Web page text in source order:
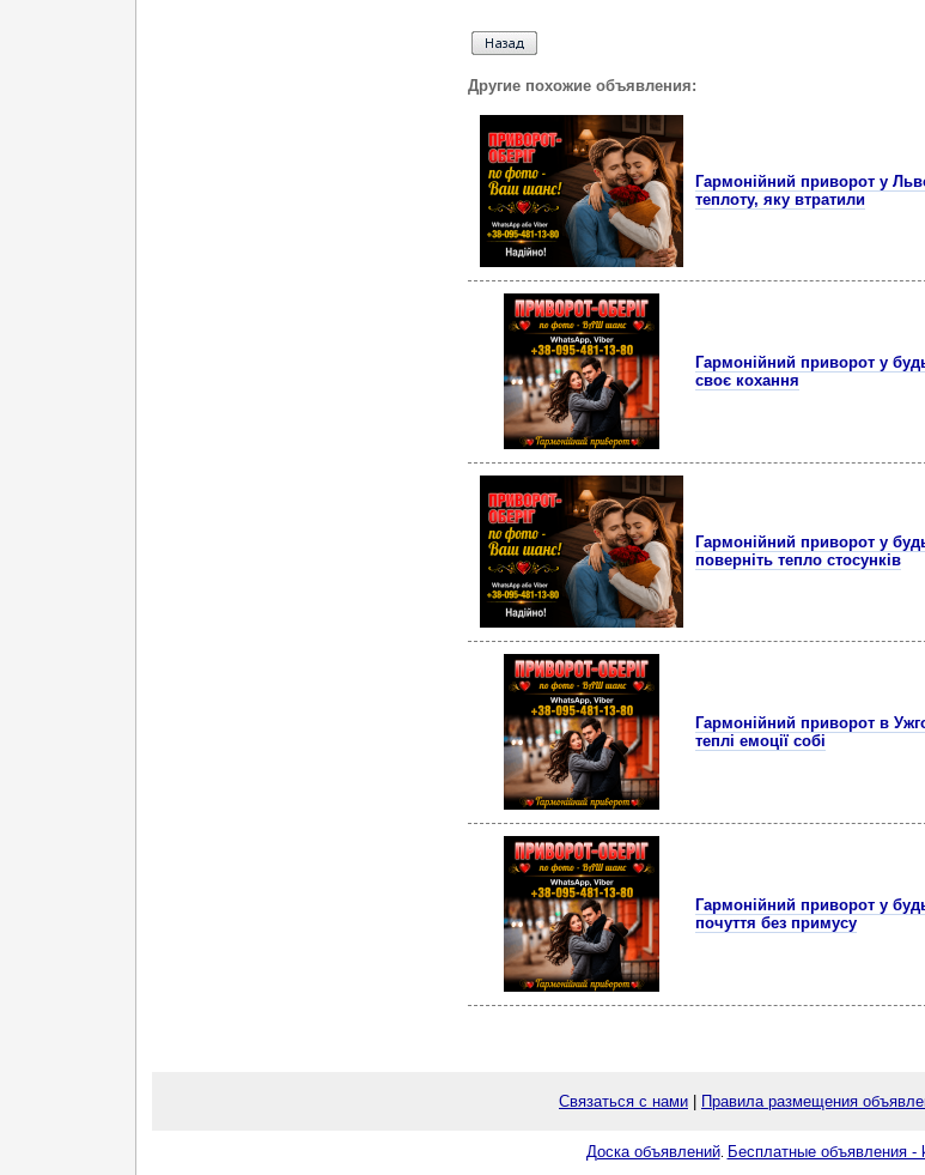
Другие похожие объявления:
Гармонійний приворот у
теплоту, яку втратили
Гармонійний приворот у
своє кохання
Гармонійний приворот у
поверніть тепло стосунків
Гармонійний приворот в
теплі емоції собі
Гармонійний приворот у
почуття без примусу
Связаться с нами Правила размещения
Доска объявлений. Бесплатные объявления -